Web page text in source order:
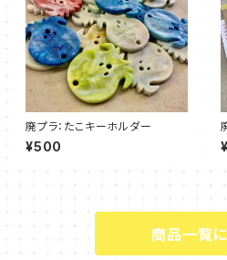
廃プラ：たこキーホルダー
¥500
商品一覧